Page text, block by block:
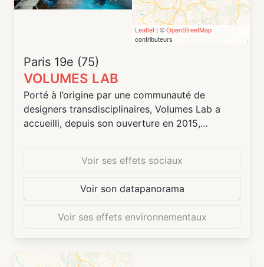
Leaflet| ©OpenStreetMap
contributeurs
Paris 19e (75)
VOLUMES LAB
Porté à l’origine par une communauté de
designers transdisciplinaires, Volumes Lab a
accueilli, depuis son ouverture en 2015,
que l’économie collaborative, le design,
l’urbanisme participatif, la fabrication
numérique, le design culinaire, l’architecture ou
Les 500m2 d'espaces sont répartis en trois
Oasis21, mais impliquant **plusieurs parties
prenantes**, qui coopèrent et créent des
Voir ses effets sociaux
Voir son datapanorama
Voir ses effets environnementaux